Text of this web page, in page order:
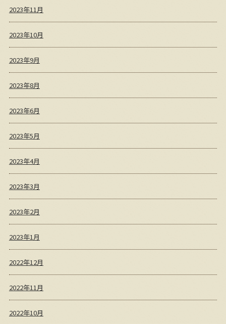
2023年11月
2023年10月
2023年9月
2023年8月
2023年6月
2023年5月
2023年4月
2023年3月
2023年2月
2023年1月
2022年12月
2022年11月
2022年10月